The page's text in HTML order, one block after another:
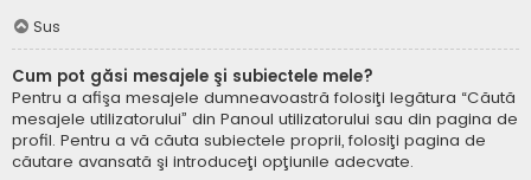
Sus
Cum pot găsi mesajele şi subiectele mele?
Pentru a afişa mesajele dumneavoastră folosiţi legătura “Căută
mesajele utilizatorului” din Panoul utilizatorului sau din pagina de
profil. Pentru a vă căuta subiectele proprii, folosiţi pagina de
căutare avansată şi introduceţi opţiunile adecvate.